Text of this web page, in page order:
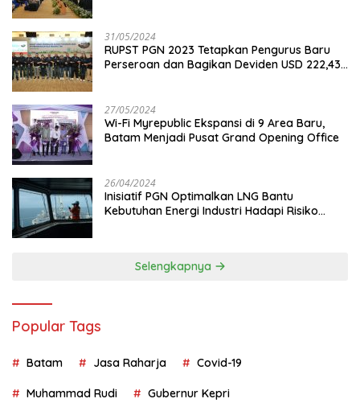
31/05/2024
RUPST PGN 2023 Tetapkan Pengurus Baru
Perseroan dan Bagikan Deviden USD 222,43
27/05/2024
Wi-Fi Myrepublic Ekspansi di 9 Area Baru,
Batam Menjadi Pusat Grand Opening Office
26/04/2024
Inisiatif PGN Optimalkan LNG Bantu
Kebutuhan Energi Industri Hadapi Risiko
Selengkapnya
Popular Tags
Batam Jasa Raharja Covid-19
Muhammad Rudi Gubernur Kepri